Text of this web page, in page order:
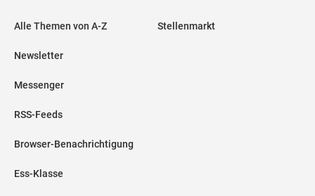
Alle Themen von A-Z
Newsletter
Messenger
RSS-Feeds
Browser-Benachrichtigung
Ess-Klasse
Stellenmarkt